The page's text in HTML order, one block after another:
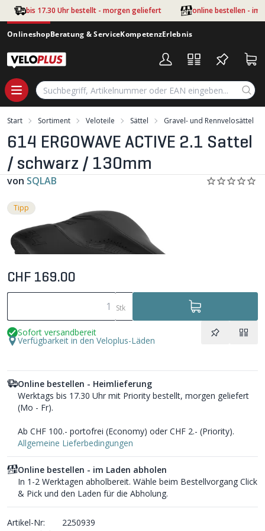
Zum Hauptinhalt springen
bis 17.30 Uhr bestellt - morgen geliefert online bestellen - im
OnlineshopBeratung & ServiceKompetenzErlebnis
Start Sortiment Veloteile Sättel Gravel- und Rennvelosättel
614 ERGOWAVE ACTIVE 2.1 Sattel
/ schwarz / 130mm
von SQLAB
Tipp
CHF 169.00
Stk
Sofort versandbereit
Verfügbarkeit in den Veloplus-Läden
Online bestellen - Heimlieferung
Werktags bis 17.30 Uhr mit Priority bestellt, morgen geliefert
(Mo - Fr).
Ab CHF 100.- portofrei (Economy) oder CHF 2.- (Priority).
Allgemeine Lieferbedingungen
Online bestellen - im Laden abholen
In 1-2 Werktagen abholbereit. Wähle beim Bestellvorgang Click
& Pick und den Laden für die Abholung.
Artikel-Nr:
2250939